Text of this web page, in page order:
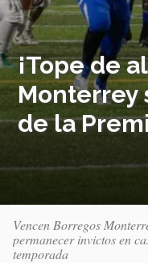
¡Tope de
Monterrey
de la
Vencen Borregos
permanecer invictos en
temporada